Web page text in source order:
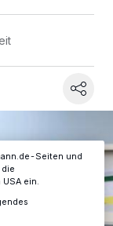
Partner
aufgeführten
Webseite klicken.
Weitere
Seiten und
die
ein.